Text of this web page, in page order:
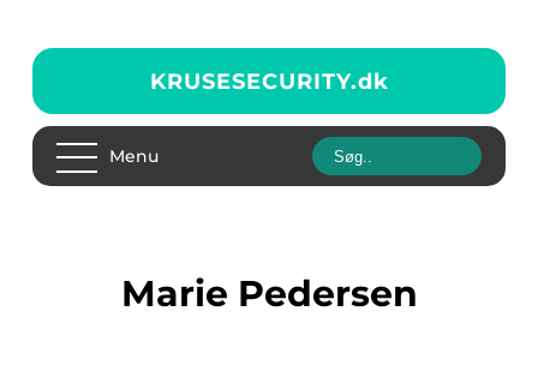
KRUSESECURITY.dk
Menu
Marie Pedersen